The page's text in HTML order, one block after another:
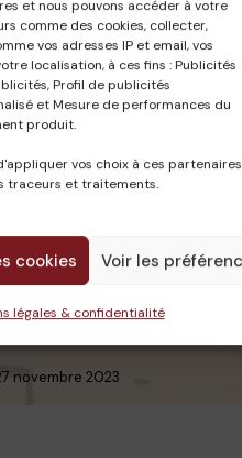
et nous pouvons accéder à votre
comme des cookies, collecter,
vos adresses IP et email, vos
localisation, à ces fins : Publicités
Profil de publicités
et Mesure de performances du
produit.
vos choix à ces partenaires
traceurs et traitements.
cookies Voir les
légales & confidentialité
novembre 2023